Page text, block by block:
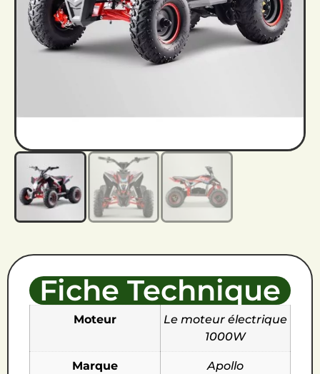
Fiche Technique
Moteur
Le moteur électrique
1000W
Marque Apollo